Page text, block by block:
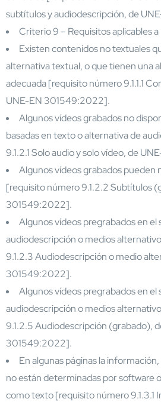
subtítulos y audiodescripción, de
Criterio 9 – Requisitos aplicables
Existen contenidos no textuales
alternativa textual, o que tienen una
adecuada [requisito número 9.1.1.1
UNE-EN 301549:2022].
Algunos vídeos grabados no
basadas en texto o alternativa de
9.1.2.1 Solo audio y solo vídeo, de
Algunos vídeos grabados pueden
[requisito número 9.1.2.2 Subtítulos
301549:2022].
Algunos vídeos pregrabados en el
audiodescripción o medios
9.1.2.3 Audiodescripción o medio
301549:2022].
Algunos vídeos pregrabados en el
audiodescripción o medios
9.1.2.5 Audiodescripción (grabado),
301549:2022].
En algunas páginas la
no están determinadas por software
como texto [requisito número 9.1.3.1